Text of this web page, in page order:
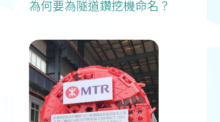
為何要為隧道鑽挖機命名？